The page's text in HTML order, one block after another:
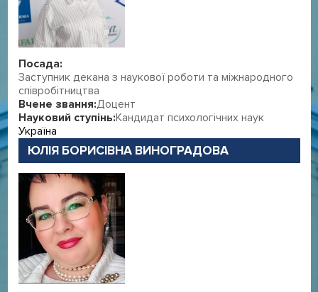
Посада:
Заступник декана з наукової роботи та міжнародного
співробітництва
Вчене звання:Доцент
Науковий ступінь:Кандидат психологічних наук
Україна
ЮЛІЯ БОРИСІВНА ВИНОГРАДОВА